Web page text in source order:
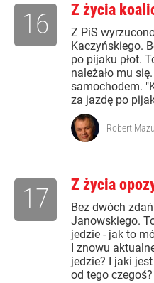
Z życia
Z PiS
Kaczyńskiego.
po pijaku płot.
należało mu
samochodem.
za jazdę po
16
Robert
Z życia
Bez dwóch
Janowskiego.
jedzie - jak to
I znowu
jedzie? I jaki
od tego
17